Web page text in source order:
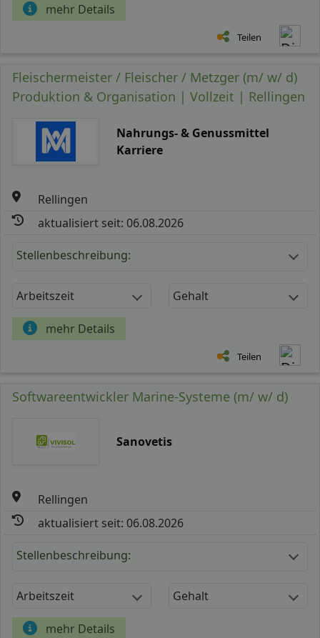
mehr Details
Teilen
Fleischermeister / Fleischer / Metzger (m/ w/ d)
Produktion & Organisation | Vollzeit | Rellingen
Nahrungs- & Genussmittel
Karriere
Rellingen
aktualisiert seit: 06.08.2026
Stellenbeschreibung:
Arbeitszeit Gehalt
mehr Details
Teilen
Softwareentwickler Marine-Systeme (m/ w/ d)
Sanovetis
Rellingen
aktualisiert seit: 06.08.2026
Stellenbeschreibung:
Arbeitszeit Gehalt
mehr Details